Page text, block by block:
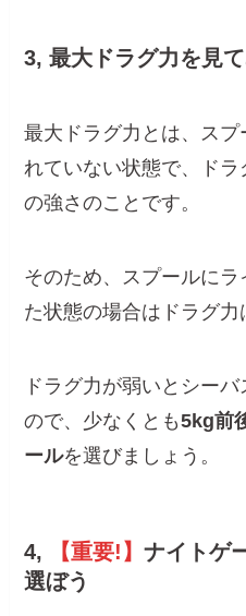
3, 最大ドラグ力を見
最大ドラグ力とは、ス
れていない状態で、ド
の強さのことです。
そのため、スプールに
た状態の場合はドラグ力
ドラグ力が弱いとシー
ので、少なくとも5kg前
ールを選びましょう。
4, 【重要!】ナイトゲ
選ぼう